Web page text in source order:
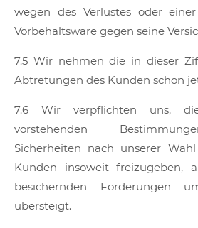
wegen des Verlustes oder
Vorbehaltsware gegen seine
7.5 Wir nehmen die in dieser
Abtretungen des Kunden schon
7.6 Wir verpflichten uns,
vorstehenden
Sicherheiten nach unserer
Kunden insoweit freizugeben,
besichernden Forderungen
übersteigt.